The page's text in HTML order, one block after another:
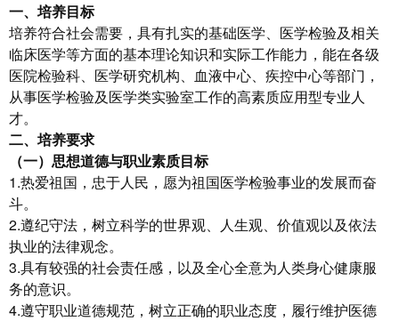
一、 培养目标
培养符合社会需要，具有扎实的基础医学、医学检验及相关
临床医学等方面的基本理论知识和实际工作能力，能在各级
医院检验科、医学研究机构、血液中心、疾控中心等部门，
从事医学检验及医学类实验室工作的高素质应用型专业人
才。
二、培养要求
（一） 思想道德与职业素质目标
1.热爱祖国，忠于人民，愿为祖国医学检验事业的发展而奋
斗。
2.遵纪守法，树立科学的世界观、人生观、价值观以及依法
执业的法律观念。
3.具有较强的社会责任感，以及全心全意为人类身心健康服
务的意识。
4.遵守职业道德规范，树立正确的职业态度，履行维护医德